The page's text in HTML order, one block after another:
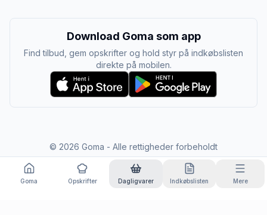
Download Goma som app
Find tilbud, gem opskrifter og hold styr på indkøbslisten
direkte på mobilen.
© 2026 Goma - Alle rettigheder forbeholdt
Goma Opskrifter Dagligvarer Indkøbslisten Mere